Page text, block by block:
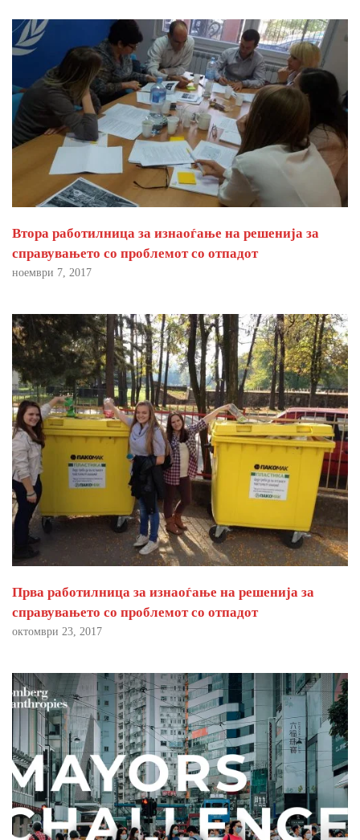
Втора работилница за изнаоѓање на решенија за
справувањето со проблемот со отпадот
ноември 7, 2017
Прва работилница за изнаоѓање на решенија за
справувањето со проблемот со отпадот
октомври 23, 2017